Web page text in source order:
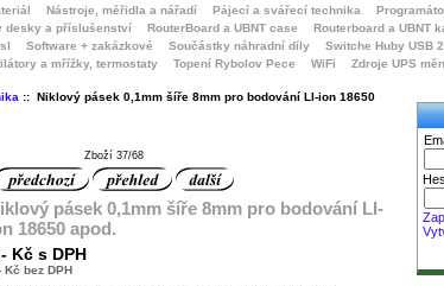
Nástroje, měřidla a nářadí Pájecí a svářecí technika
desky a příslušenství RouterBoard a UBNT case Routerboard a UBNT
Software + zakázkové Součástky náhradní díly Switche Huby USB
a mřížky, termostaty Topení Rybolov Pece WiFi Zdroje UPS
:: Niklový pásek 0,1mm šíře 8mm pro bodování LI-ion 18650
Zboží 37/68
pásek 0,1mm šíře 8mm pro bodování LI-
18650 apod.
Kč s DPH
Kč bez DPH